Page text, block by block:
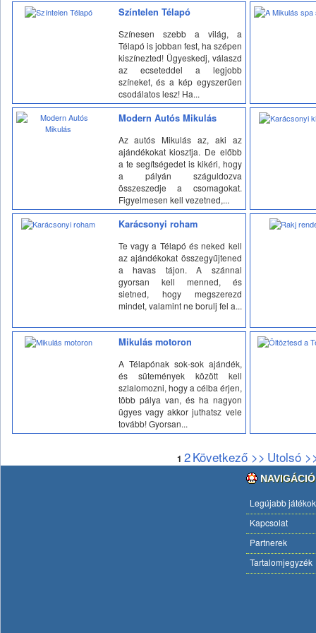
Színtelen Télapó
Színesen szebb a világ, a
Télapó is jobban fest, ha szépen
kiszínezted! Ügyeskedj, válaszd
az ecseteddel a legjobb
színeket, és a kép egyszerűen
csodálatos lesz! Ha...
Modern Autós Mikulás
Az autós Mikulás az, aki az
ajándékokat kiosztja. De előbb
a te segítségedet is kikéri, hogy
a pályán száguldozva
összeszedje a csomagokat.
Figyelmesen kell vezetned,...
Karácsonyi roham
Te vagy a Télapó és neked kell
az ajándékokat összegyűjtened
a havas tájon. A szánnal
gyorsan kell menned, és
sietned, hogy megszerezd
mindet, valamint ne borulj fel a...
Mikulás motoron
A Télapónak sok-sok ajándék,
és sütemények között kell
szlalomozni, hogy a célba érjen,
több pálya van, és ha nagyon
ügyes vagy akkor juthatsz vele
tovább! Gyorsan...
1 2Következő >> Utolsó
Legújabb játékok
Kapcsolat
Partnerek
Tartalomjegyzék